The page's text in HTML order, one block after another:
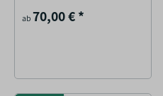
ab 70,00 €*